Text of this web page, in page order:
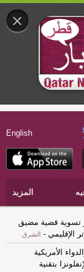
English
المزيد
تسوية قضية مضيق
الإقليمي - الشرق
الأمريكية
بتقنية
×